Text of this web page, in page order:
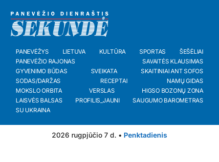
PANEVĖŽYS LIETUVA KULTŪRA SPORTAS
ŠEŠĖLIAI
PANEVĖŽIO RAJONAS
SAVAITĖS KLAUSIMAS
GYVENIMO BŪDAS
SVEIKATA
SKAITINIAI ANT SOFOS
SODAS/DARŽAS
RECEPTAI
NAMŲ GIDAS
MOKSLO ORBITA
VERSLAS
HIGSO BOZONŲ ZONA
LAISVĖS BALSAS
PROFILIS_JAUNI
SAUGUMO BAROMETRAS
SU UKRAINA
2026 rugpjūčio 7 d. • Penktadienis